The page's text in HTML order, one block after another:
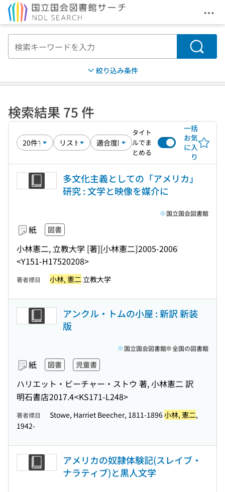
メ
検索
絞り込み条件
検索結果 75 件
タイト
ルでま
とめる
一括
お気
に入
り
多文化主義としての「アメリカ」
研究 : 文学と映像を媒介に
紙 図書
小林憲二, 立教大学 [著][小林憲二]2005-2006
<Y151-H17520208>
国立国会図書館
著者標目 小林, 憲二立教大学
アンクル・トムの小屋 : 新訳 新装
版
紙 図書 児童書
ハリエット・ビーチャー・ストウ 著, 小林憲二 訳
明石書店2017.4<KS171-L248>
国立国会図書館 全国の図書館
著者標目 Stowe, Harriet Beecher, 1811-1896小林, 憲二,
1942-
アメリカの奴隷体験記(スレイブ・
ナラティブ)と黒人文学